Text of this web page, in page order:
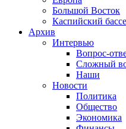
Большой Восток
Каспийский
Архив
Интервью
Вопрос-
Сложный
Наши
Новости
Политика
Общество
Экономика